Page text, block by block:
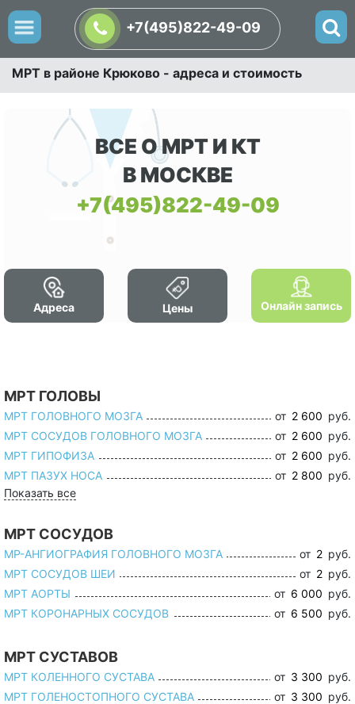
+7(495)822-49-09
МРТ в районе Крюково - адреса и стоимость
ВСЕ О МРТ И КТ
В МОСКВЕ
+7(495)822-49-09
Адреса Цены Онлайн запись
МРТ ГОЛОВЫ
МРТ ГОЛОВНОГО МОЗГА от 2 600 руб.
МРТ СОСУДОВ ГОЛОВНОГО МОЗГА
от 2 600 руб.
МРТ ГИПОФИЗА
от 2 600 руб.
МРТ ПАЗУХ НОСА
от 2 800 руб.
Показать все
МРТ СОСУДОВ
МР-АНГИОГРАФИЯ ГОЛОВНОГО МОЗГА от 2 руб.
МРТ СОСУДОВ ШЕИ
от 2 руб.
МРТ АОРТЫ
от 6 000 руб.
МРТ КОРОНАРНЫХ СОСУДОВ
от 6 500 руб.
МРТ СУСТАВОВ
МРТ КОЛЕННОГО СУСТАВА от 3 300 руб.
МРТ ГОЛЕНОСТОПНОГО СУСТАВА
от 3 300 руб.